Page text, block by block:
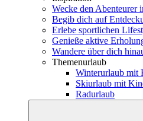
Wecke den Abenteurer
Begib dich auf
Erlebe sportlichen
Genieße aktive
Wandere über dich
Themenurlaub
Winterurlaub mit
Skiurlaub mit
Radurlaub